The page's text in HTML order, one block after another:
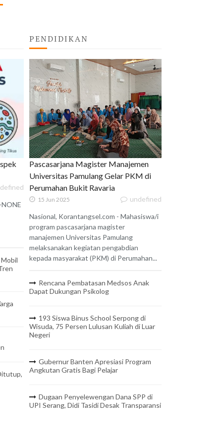
PENDIDIKAN
Pascasarjana Magister Manajemen
Universitas Pamulang Gelar PKM di
Perumahan Bukit Ravaria
15 Jun 2025 undefined
Nasional, Korantangsel.com - Mahasiswa/i
program pascasarjana magister
manajemen Universitas Pamulang
melaksanakan kegiatan pengabdian
kepada masyarakat (PKM) di Perumahan...
Rencana Pembatasan Medsos Anak
Dapat Dukungan Psikolog
193 Siswa Binus School Serpong di
Wisuda, 75 Persen Lulusan Kuliah di Luar
Negeri
Gubernur Banten Apresiasi Program
Angkutan Gratis Bagi Pelajar
Dugaan Penyelewengan Dana SPP di
UPI Serang, Didi Tasidi Desak Transparansi